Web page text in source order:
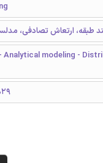
طبقه، ارتعاش تصادفی،
modeling -